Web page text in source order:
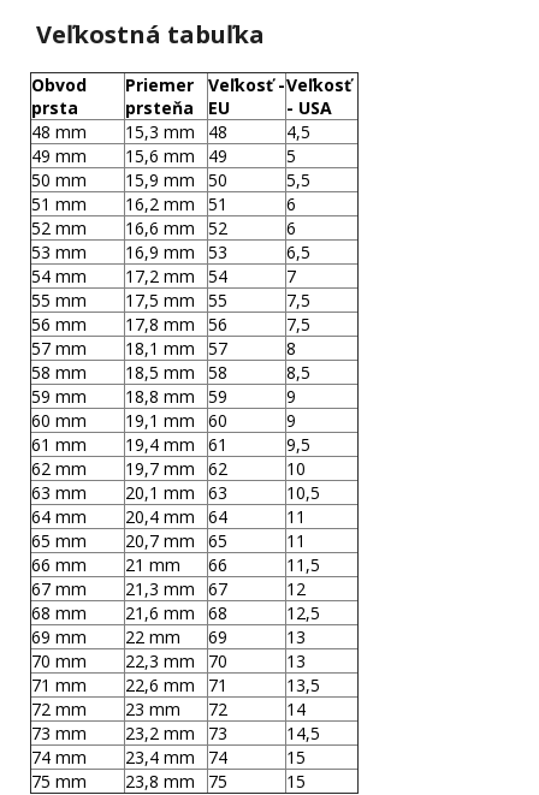
Veľkostná tabuľka
Obvod
prsta
Priemer
prsteňa
Veľkosť -
EU
Veľkosť
- USA
48 mm
15,3 mm 48
4,5
49 mm
15,6 mm 49
5
50 mm
15,9 mm 50
5,5
51 mm
16,2 mm 51
6
52 mm
16,6 mm 52
6
53 mm
16,9 mm 53
6,5
54 mm
17,2 mm 54
7
55 mm
17,5 mm 55
7,5
56 mm
17,8 mm 56
7,5
57 mm
18,1 mm 57
8
58 mm
18,5 mm 58
8,5
59 mm
18,8 mm 59
9
60 mm
19,1 mm 60
9
61 mm
19,4 mm 61
9,5
62 mm
19,7 mm 62
10
63 mm
20,1 mm 63
10,5
64 mm
20,4 mm 64
11
65 mm
20,7 mm 65
11
66 mm
21 mm 66
11,5
67 mm
21,3 mm 67
12
68 mm
21,6 mm 68
12,5
69 mm
22 mm 69
13
70 mm
22,3 mm 70
13
71 mm
22,6 mm 71
13,5
72 mm
23 mm 72
14
73 mm
23,2 mm 73
14,5
74 mm
23,4 mm 74
15
75 mm
23,8 mm 75 15